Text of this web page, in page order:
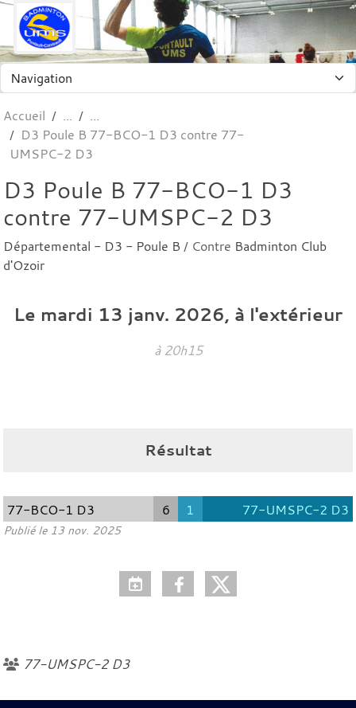
Accueil
D3 Poule B 77-BCO-1 D3 contre 77-
UMSPC-2 D3
D3 Poule B 77-BCO-1 D3
contre 77-UMSPC-2 D3
Départemental - D3 - Poule B/ Contre Badminton Club
d'Ozoir
Le mardi 13 janv. 2026, à l'extérieur
à 20h15
Résultat
77-BCO-1 D3 6 1 77-UMSPC-2 D3
Publié le 13 nov. 2025
77-UMSPC-2 D3
Panneau de gestion des cookies